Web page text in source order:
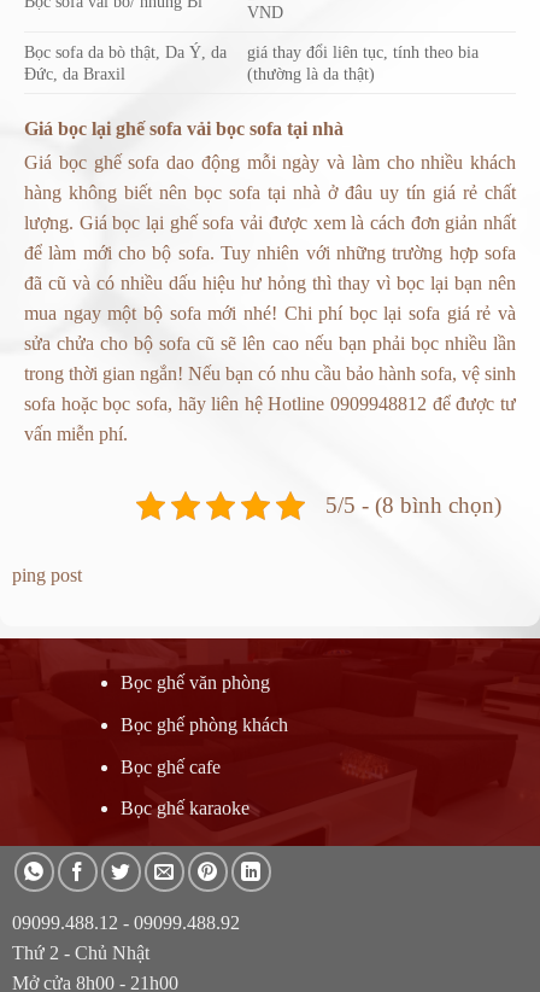
VND
Bọc sofa da bò thật, Da Ý, da
Đức, da Braxil
giá thay đổi liên tục, tính theo bia
(thường là da thật)
Giá bọc lại ghế sofa vải bọc sofa tại nhà
Giá bọc ghế sofa dao động mỗi ngày và làm cho nhiều khách
hàng không biết nên bọc sofa tại nhà ở đâu uy tín giá rẻ chất
lượng. Giá bọc lại ghế sofa vải được xem là cách đơn giản nhất
để làm mới cho bộ sofa. Tuy nhiên với những trường hợp sofa
đã cũ và có nhiều dấu hiệu hư hỏng thì thay vì bọc lại bạn nên
mua ngay một bộ sofa mới nhé! Chi phí bọc lại sofa giá rẻ và
sửa chửa cho bộ sofa cũ sẽ lên cao nếu bạn phải bọc nhiều lần
trong thời gian ngắn! Nếu bạn có nhu cầu bảo hành sofa, vệ sinh
sofa hoặc bọc sofa, hãy liên hệ Hotline 0909948812 để được tư
vấn miễn phí.
5/5 - (8 bình chọn)
ping post
Bọc ghế văn phòng
Bọc ghế phòng khách
Bọc ghế cafe
Bọc ghế karaoke
09099.488.12 - 09099.488.92
Thứ 2 - Chủ Nhật
Mở cửa 8h00 - 21h00